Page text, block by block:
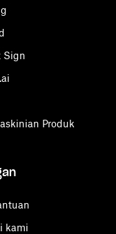
Sign
Produk
kami